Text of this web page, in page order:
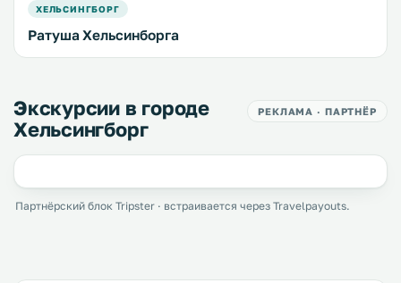
ХЕЛЬСИНГБОРГ
Ратуша Хельсинборга
Экскурсии в городе
Хельсингборг
РЕКЛАМА · ПАРТНЁР
Партнёрский блок Tripster · встраивается через Travelpayouts.